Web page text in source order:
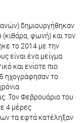
δημιουργήθηκαν
φωνή) και τον
το 2014 με την
είναι ένα μείγμα
και ενίοτε πιο
ηχογράφησαν το
Τον Φεβρουάριο του
4 μέρες
τα εφτά κατέληξαν